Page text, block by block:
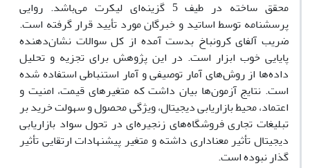
محقق ساخته در طیف 5 گزینه‌ای لیکرت می‌باشد. روایی
پرسشنامه توسط اساتید و خبرگان مورد تأیید قرار گرفته است.
ضریب آلفای کرونباخ بدست آمده از کل سوالات نشان‌دهنده
پایایی خوب ابزار است. در این پژوهش برای تجزیه و تحلیل
داده‌ها از روش‌های آمار توصیفی و آمار استنباطی استفاده شده
است. نتایج آزمون‌ها بیان داشت که متغیرهای قیمت، امنیت و
اعتماد، محیط بازاریابی دیجیتال، ویژگی محصول و سهولت خرید بر
تبلیغات تجاری فروشگاه‌های زنجیره‌ای در تحول سواد بازاریابی
دیجیتال تأثیر معناداری داشته و متغیر پیشنهادات ارتقایی تأثیر
گذار نبوده است.